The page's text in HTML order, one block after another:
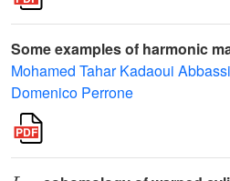
Some examples of harmonic
Mohamed Tahar Kadaoui Abbassi
Domenico Perrone